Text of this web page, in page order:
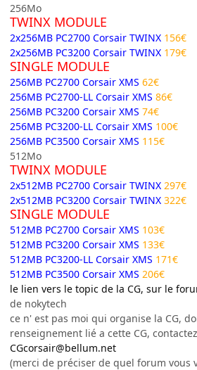
256Mo
TWINX MODULE
2x256MB PC2700 Corsair TWINX 156€
2x256MB PC3200 Corsair TWINX 179€
SINGLE MODULE
256MB PC2700 Corsair XMS 62€
256MB PC2700-LL Corsair XMS 86€
256MB PC3200 Corsair XMS 74€
256MB PC3200-LL Corsair XMS 100€
256MB PC3500 Corsair XMS 115€
512Mo
TWINX MODULE
2x512MB PC2700 Corsair TWINX 297€
2x512MB PC3200 Corsair TWINX 322€
SINGLE MODULE
512MB PC2700 Corsair XMS 103€
512MB PC3200 Corsair XMS 133€
512MB PC3200-LL Corsair XMS 171€
512MB PC3500 Corsair XMS 206€
le lien vers le topic de la CG, sur le
de nokytech
ce n' est pas moi qui organise la CG,
renseignement lié a cette CG, contactez
CGcorsair@bellum.net
(merci de préciser de quel forum vous